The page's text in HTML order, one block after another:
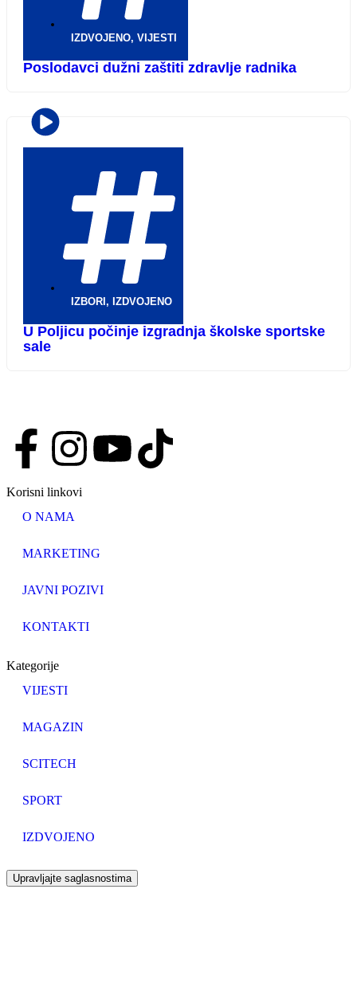
IZDVOJENO, VIJESTI
Poslodavci dužni zaštiti zdravlje radnika
IZBORI , IZDVOJENO
U Poljicu počinje izgradnja školske sportske
sale
Korisni linkovi
O NAMA
MARKETING
JAVNI POZIVI
KONTAKTI
Kategorije
VIJESTI
MAGAZIN
SCITECH
SPORT
IZDVOJENO
Upravljajte saglasnostima